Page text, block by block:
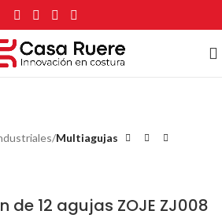
Multiagujas
12 agujas ZOJE ZJ008